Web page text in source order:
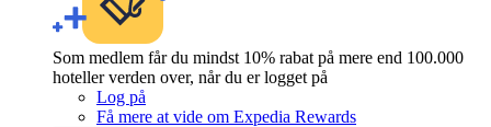
Som medlem får du mindst 10% rabat på mere end 100.000
hoteller verden over, når du er logget på
Log på
Få mere at vide om Expedia Rewards